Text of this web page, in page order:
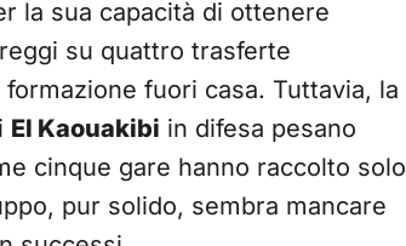
la sua capacità di ottenere
su quattro trasferte
fuori casa. Tuttavia, la
El Kaouakibi in difesa pesano
cinque gare hanno raccolto solo
pur solido, sembra mancare